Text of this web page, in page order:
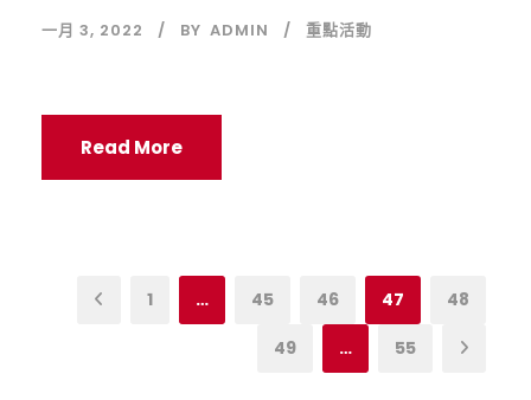
一月 3, 2022 BY ADMIN 重點活動
Read More
1 … 45 46 47 48
49 … 55